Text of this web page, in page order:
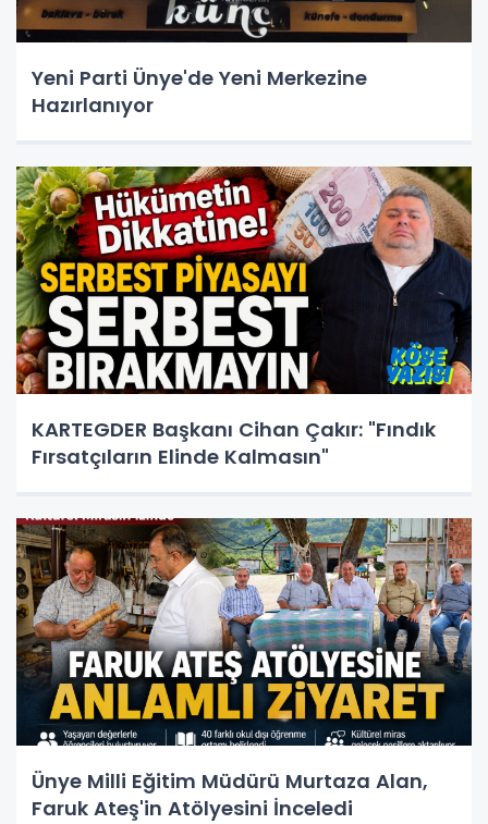
Yeni Parti Ünye'de Yeni Merkezine
Hazırlanıyor
KARTEGDER Başkanı Cihan Çakır: "Fındık
Fırsatçıların Elinde Kalmasın"
Ünye Milli Eğitim Müdürü Murtaza Alan,
Faruk Ateş'in Atölyesini İnceledi